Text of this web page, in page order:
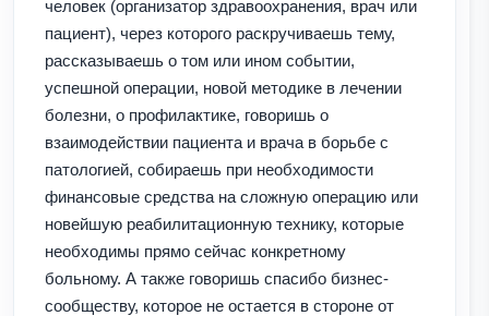
человек (организатор здравоохранения, врач или
пациент), через которого раскручиваешь тему,
рассказываешь о том или ином событии,
успешной операции, новой методике в лечении
болезни, о профилактике, говоришь о
взаимодействии пациента и врача в борьбе с
патологией, собираешь при необходимости
финансовые средства на сложную операцию или
новейшую реабилитационную технику, которые
необходимы прямо сейчас конкретному
больному. А также говоришь спасибо бизнес-
сообществу, которое не остается в стороне от